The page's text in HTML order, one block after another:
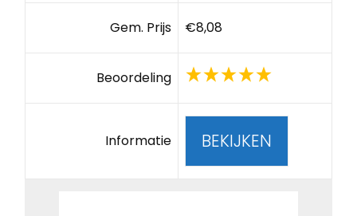
Gem. Prijs €8,08
Beoordeling
Informatie BEKIJKEN